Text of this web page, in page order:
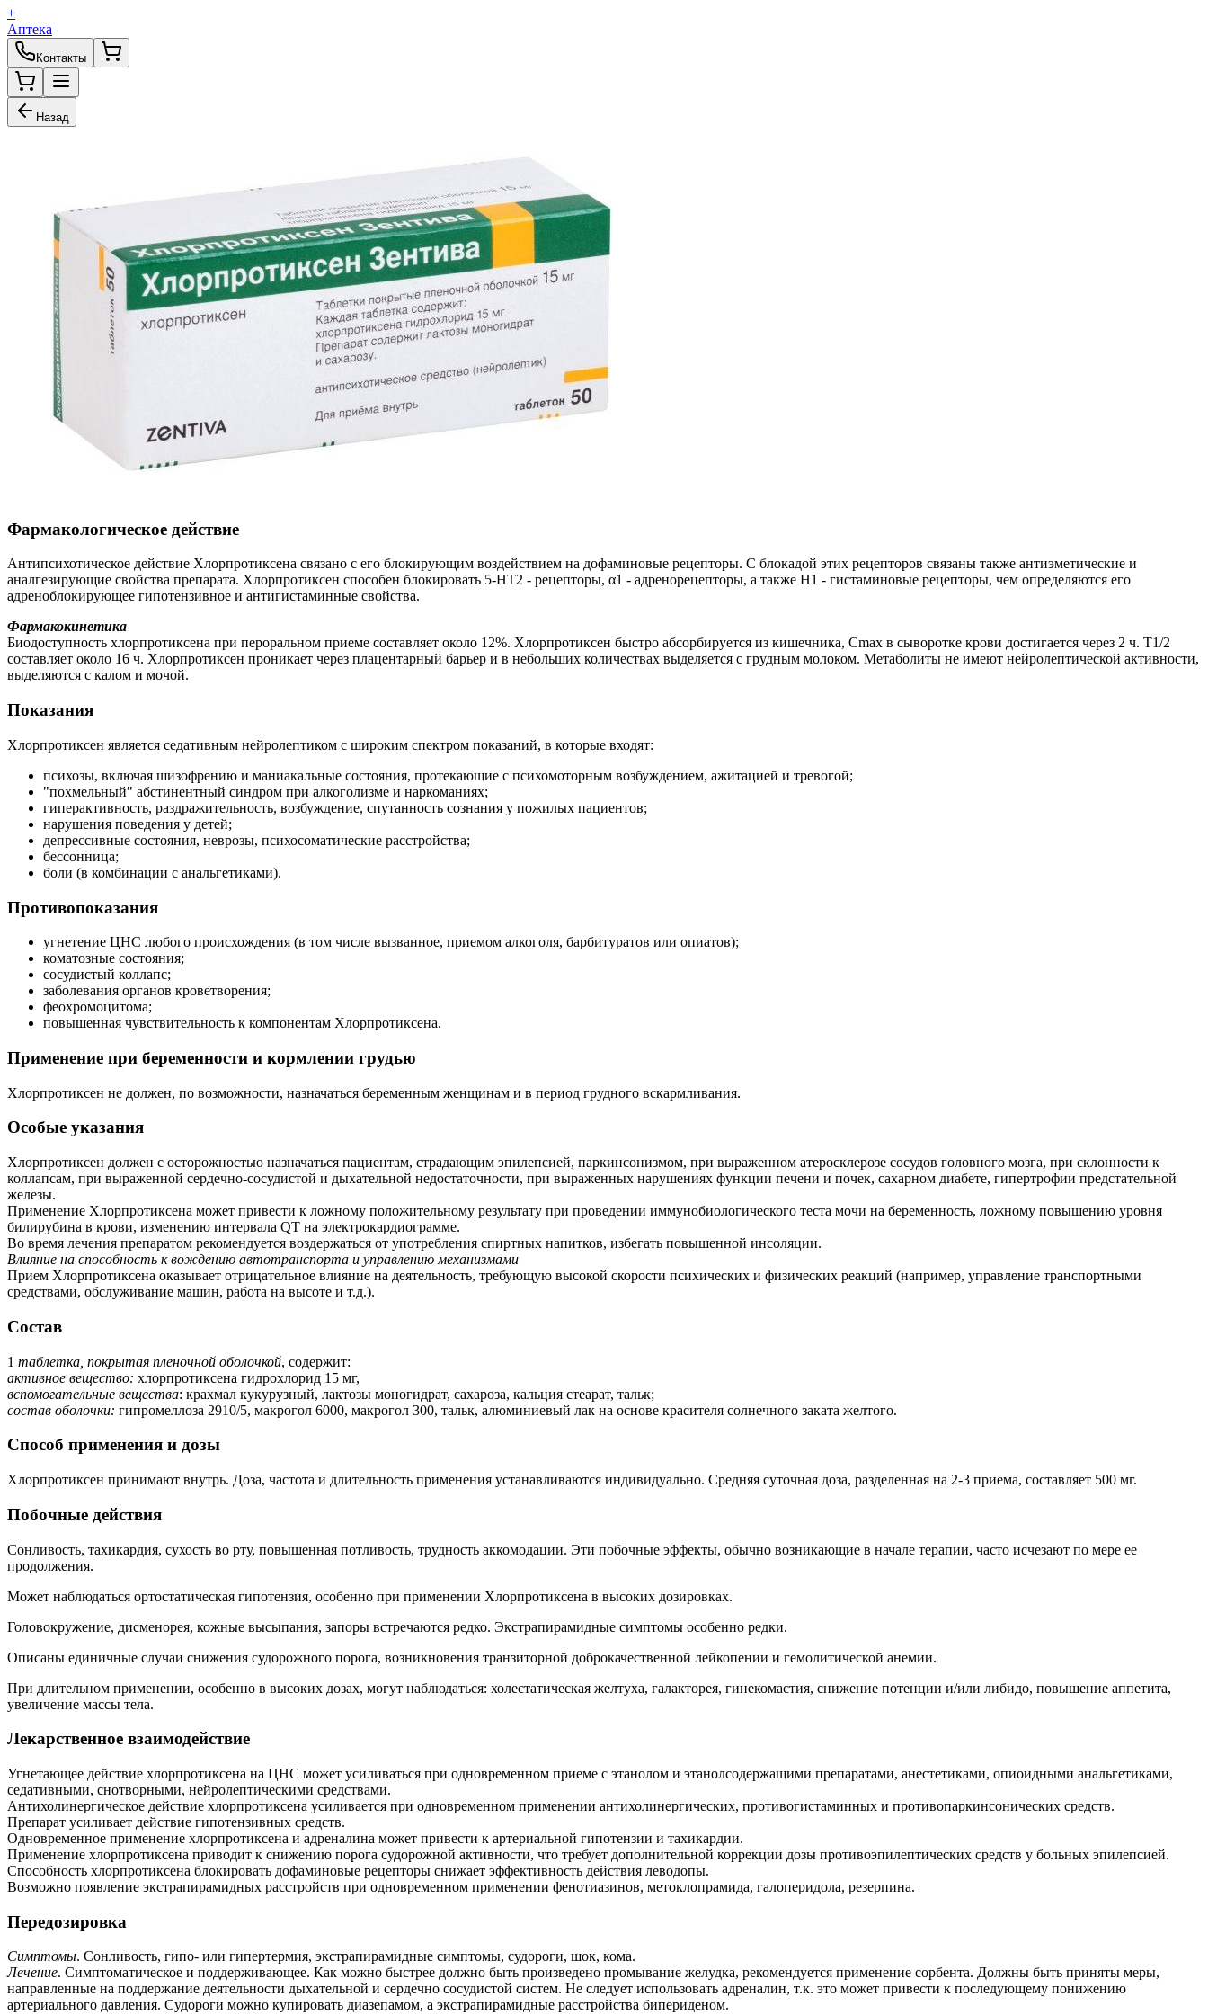
+
Аптека
Контакты
Назад
Фармакологическое действие
Антипсихотическое действие Хлорпротиксена связано с его блокирующим воздействием на дофаминовые рецепторы. С блокадой этих рецепторов связаны также антиэметические и
аналгезирующие свойства препарата. Хлорпротиксен способен блокировать 5-НТ2 - рецепторы, α1 - адренорецепторы, а также H1 - гистаминовые рецепторы, чем определяются его
адреноблокирующее гипотензивное и антигистаминные свойства.
Фармакокинетика
Биодоступность хлорпротиксена при пероральном приеме составляет около 12%. Хлорпротиксен быстро абсорбируется из кишечника, Cmax в сыворотке крови достигается через 2 ч. T1/2
составляет около 16 ч. Хлорпротиксен проникает через плацентарный барьер и в небольших количествах выделяется с грудным молоком. Метаболиты не имеют нейролептической активности,
выделяются с калом и мочой.
Показания
Хлорпротиксен является седативным нейролептиком с широким спектром показаний, в которые входят:
психозы, включая шизофрению и маниакальные состояния, протекающие с психомоторным возбуждением, ажитацией и тревогой;
"похмельный" абстинентный синдром при алкоголизме и наркоманиях;
гиперактивность, раздражительность, возбуждение, спутанность сознания у пожилых пациентов;
нарушения поведения у детей;
депрессивные состояния, неврозы, психосоматические расстройства;
бессонница;
боли (в комбинации с анальгетиками).
Противопоказания
угнетение ЦНС любого происхождения (в том числе вызванное, приемом алкоголя, барбитуратов или опиатов);
коматозные состояния;
сосудистый коллапс;
заболевания органов кроветворения;
феохромоцитома;
повышенная чувствительность к компонентам Хлорпротиксена.
Применение при беременности и кормлении грудью
Хлорпротиксен не должен, по возможности, назначаться беременным женщинам и в период грудного вскармливания.
Особые указания
Хлорпротиксен должен с осторожностью назначаться пациентам, страдающим эпилепсией, паркинсонизмом, при выраженном атеросклерозе сосудов головного мозга, при склонности к
коллапсам, при выраженной сердечно-сосудистой и дыхательной недостаточности, при выраженных нарушениях функции печени и почек, сахарном диабете, гипертрофии предстательной
железы.
Применение Хлорпротиксена может привести к ложному положительному результату при проведении иммунобиологического теста мочи на беременность, ложному повышению уровня
билирубина в крови, изменению интервала QT на электрокардиограмме.
Во время лечения препаратом рекомендуется воздержаться от употребления спиртных напитков, избегать повышенной инсоляции.
Влияние на способность к вождению автотранспорта и управлению механизмами
Прием Хлорпротиксена оказывает отрицательное влияние на деятельность, требующую высокой скорости психических и физических реакций (например, управление транспортными
средствами, обслуживание машин, работа на высоте и т.д.).
Состав
1 таблетка, покрытая пленочной оболочкой, содержит:
активное вещество: хлорпротиксена гидрохлорид 15 мг,
вспомогательные вещества: крахмал кукурузный, лактозы моногидрат, сахароза, кальция стеарат, тальк;
состав оболочки: гипромеллоза 2910/5, макрогол 6000, макрогол 300, тальк, алюминиевый лак на основе красителя солнечного заката желтого.
Способ применения и дозы
Хлорпротиксен принимают внутрь. Доза, частота и длительность применения устанавливаются индивидуально. Средняя суточная доза, разделенная на 2-3 приема, составляет 500 мг.
Побочные действия
Сонливость, тахикардия, сухость во рту, повышенная потливость, трудность аккомодации. Эти побочные эффекты, обычно возникающие в начале терапии, часто исчезают по мере ее
продолжения.
Может наблюдаться ортостатическая гипотензия, особенно при применении Хлорпротиксена в высоких дозировках.
Головокружение, дисменорея, кожные высыпания, запоры встречаются редко. Экстрапирамидные симптомы особенно редки.
Описаны единичные случаи снижения судорожного порога, возникновения транзиторной доброкачественной лейкопении и гемолитической анемии.
При длительном применении, особенно в высоких дозах, могут наблюдаться: холестатическая желтуха, галакторея, гинекомастия, снижение потенции и/или либидо, повышение аппетита,
увеличение массы тела.
Лекарственное взаимодействие
Угнетающее действие хлорпротиксена на ЦНС может усиливаться при одновременном приеме с этанолом и этанолсодержащими препаратами, анестетиками, опиоидными анальгетиками,
седативными, снотворными, нейролептическими средствами.
Антихолинергическое действие хлорпротиксена усиливается при одновременном применении антихолинергических, противогистаминных и противопаркинсонических средств.
Препарат усиливает действие гипотензивных средств.
Одновременное применение хлорпротиксена и адреналина может привести к артериальной гипотензии и тахикардии.
Применение хлорпротиксена приводит к снижению порога судорожной активности, что требует дополнительной коррекции дозы противоэпилептических средств у больных эпилепсией.
Способность хлорпротиксена блокировать дофаминовые рецепторы снижает эффективность действия леводопы.
Возможно появление экстрапирамидных расстройств при одновременном применении фенотиазинов, метоклопрамида, галоперидола, резерпина.
Передозировка
Симптомы. Сонливость, гипо- или гипертермия, экстрапирамидные симптомы, судороги, шок, кома.
Лечение. Симптоматическое и поддерживающее. Как можно быстрее должно быть произведено промывание желудка, рекомендуется применение сорбента. Должны быть приняты меры,
направленные на поддержание деятельности дыхательной и сердечно сосудистой систем. Не следует использовать адреналин, т.к. это может привести к последующему понижению
артериального давления. Судороги можно купировать диазепамом, а экстрапирамидные расстройства бипериденом.